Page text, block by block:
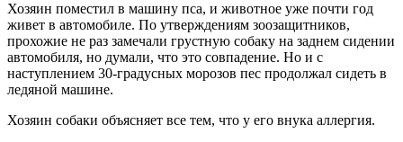
Хозяин поместил в машину пса, и животное уже почти год
живет в автомобиле. По утверждениям зоозащитников,
прохожие не раз замечали грустную собаку на заднем сидении
автомобиля, но думали, что это совпадение. Но и с
наступлением 30-градусных морозов пес продолжал сидеть в
ледяной машине.
Хозяин собаки объясняет все тем, что у его внука аллергия.